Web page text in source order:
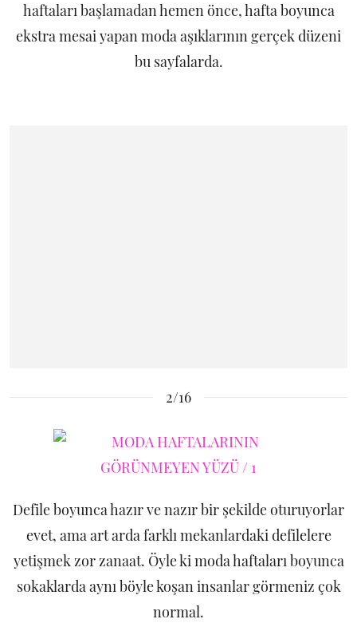
haftaları başlamadan hemen önce, hafta boyunca
ekstra mesai yapan moda aşıklarının gerçek düzeni
bu sayfalarda.
2/16
Defile boyunca hazır ve nazır bir şekilde oturuyorlar
evet, ama art arda farklı mekanlardaki defilelere
yetişmek zor zanaat. Öyle ki moda haftaları boyunca
sokaklarda aynı böyle koşan insanlar görmeniz çok
normal.